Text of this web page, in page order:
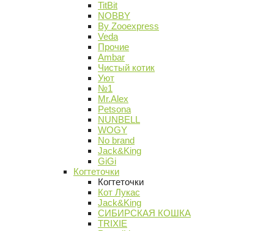
TitBit
NOBBY
By Zooexpress
Veda
Прочие
Ambar
Чистый котик
Уют
№1
Mr.Alex
Petsona
NUNBELL
WOGY
No brand
Jack&King
GiGi
Когтеточки
Когтеточки
Кот Лукас
Jack&King
СИБИРСКАЯ КОШКА
TRIXIE